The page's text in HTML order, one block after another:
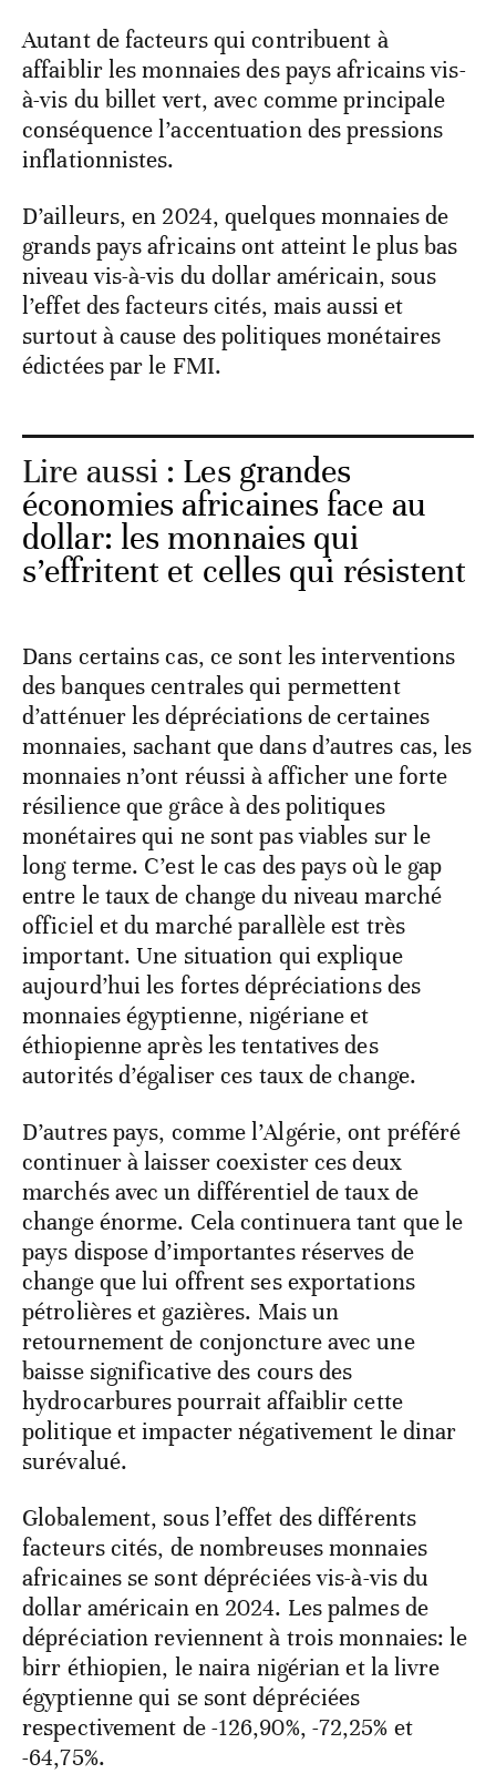
Autant de facteurs qui contribuent à
affaiblir les monnaies des pays africains vis-
à-vis du billet vert, avec comme principale
conséquence l’accentuation des pressions
inflationnistes.
D’ailleurs, en 2024, quelques monnaies de
grands pays africains ont atteint le plus bas
niveau vis-à-vis du dollar américain, sous
l’effet des facteurs cités, mais aussi et
surtout à cause des politiques monétaires
édictées par le FMI.
Lire aussi : Les grandes
économies africaines face au
dollar: les monnaies qui
s’effritent et celles qui résistent
Dans certains cas, ce sont les interventions
des banques centrales qui permettent
d’atténuer les dépréciations de certaines
monnaies, sachant que dans d’autres cas, les
monnaies n’ont réussi à afficher une forte
résilience que grâce à des politiques
monétaires qui ne sont pas viables sur le
long terme. C’est le cas des pays où le gap
entre le taux de change du niveau marché
officiel et du marché parallèle est très
important. Une situation qui explique
aujourd’hui les fortes dépréciations des
monnaies égyptienne, nigériane et
éthiopienne après les tentatives des
autorités d’égaliser ces taux de change.
D’autres pays, comme l’Algérie, ont préféré
continuer à laisser coexister ces deux
marchés avec un différentiel de taux de
change énorme. Cela continuera tant que le
pays dispose d’importantes réserves de
change que lui offrent ses exportations
pétrolières et gazières. Mais un
retournement de conjoncture avec une
baisse significative des cours des
hydrocarbures pourrait affaiblir cette
politique et impacter négativement le dinar
surévalué.
Globalement, sous l’effet des différents
facteurs cités, de nombreuses monnaies
africaines se sont dépréciées vis-à-vis du
dollar américain en 2024. Les palmes de
dépréciation reviennent à trois monnaies: le
birr éthiopien, le naira nigérian et la livre
égyptienne qui se sont dépréciées
respectivement de -126,90%, -72,25% et
-64,75%.